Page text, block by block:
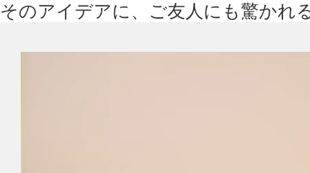
そのアイデアに、ご友人にも驚かれ